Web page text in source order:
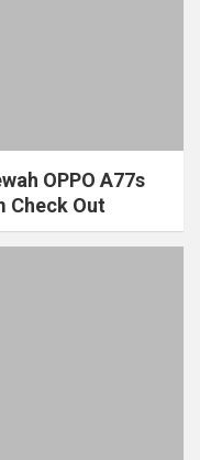
OPPO A77s
Check Out